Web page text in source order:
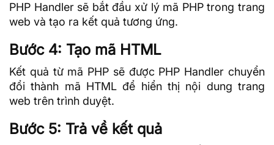
PHP Handler sẽ bắt đầu xử lý mã PHP trong trang
web và tạo ra kết quả tương ứng.
Bước 4: Tạo mã HTML
Kết quả từ mã PHP sẽ được PHP Handler chuyển
đổi thành mã HTML để hiển thị nội dung trang
web trên trình duyệt.
Bước 5: Trả về kết quả